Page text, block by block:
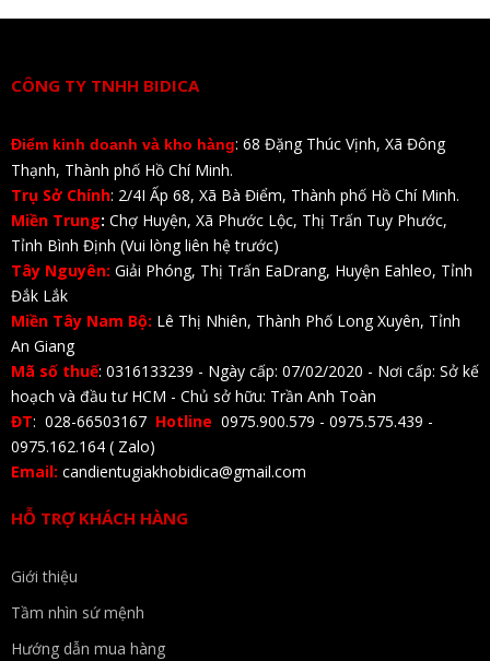
CÔNG TY TNHH BIDICA
Điểm kinh doanh và kho hàng: 68 Đặng Thúc Vịnh, Xã Đông
Thạnh, Thành phố Hồ Chí Minh.
Trụ Sở Chính: 2/4I Ấp 68, Xã Bà Điểm, Thành phố Hồ Chí Minh.
Miền Trung: Chợ Huyện, Xã Phước Lộc, Thị Trấn Tuy Phước,
Tỉnh Bình Định (Vui lòng liên hệ trước)
Tây Nguyên: Giải Phóng, Thị Trấn EaDrang, Huyện Eahleo, Tỉnh
Đắk Lắk
Miền Tây Nam Bộ: Lê Thị Nhiên, Thành Phố Long Xuyên, Tỉnh
An Giang
Mã số thuế: 0316133239 - Ngày cấp: 07/02/2020 - Nơi cấp: Sở kế
hoạch và đầu tư HCM - Chủ sở hữu: Trần Anh Toàn
ĐT: 028-66503167 Hotline 0975.900.579 - 0975.575.439 -
0975.162.164 ( Zalo)
Email: candientugiakhobidica@gmail.com
HỖ TRỢ KHÁCH HÀNG
Giới thiệu
Tầm nhìn sứ mệnh
Hướng dẫn mua hàng